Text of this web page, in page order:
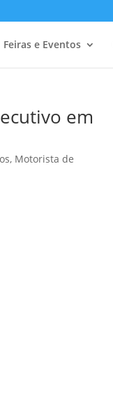
Feiras e Eventos
em
, Motorista de